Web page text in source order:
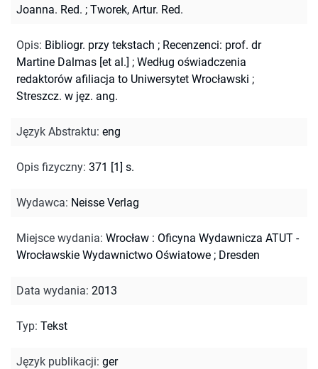
Joanna. Red. ; Tworek, Artur. Red.
Opis: Bibliogr. przy tekstach ; Recenzenci: prof. dr
Martine Dalmas [et al.] ; Według oświadczenia
redaktorów afiliacja to Uniwersytet Wrocławski ;
Streszcz. w jęz. ang.
Język Abstraktu: eng
Opis fizyczny: 371 [1] s.
Wydawca: Neisse Verlag
Miejsce wydania: Wrocław : Oficyna Wydawnicza ATUT -
Wrocławskie Wydawnictwo Oświatowe ; Dresden
Data wydania: 2013
Typ: Tekst
Język publikacji: ger